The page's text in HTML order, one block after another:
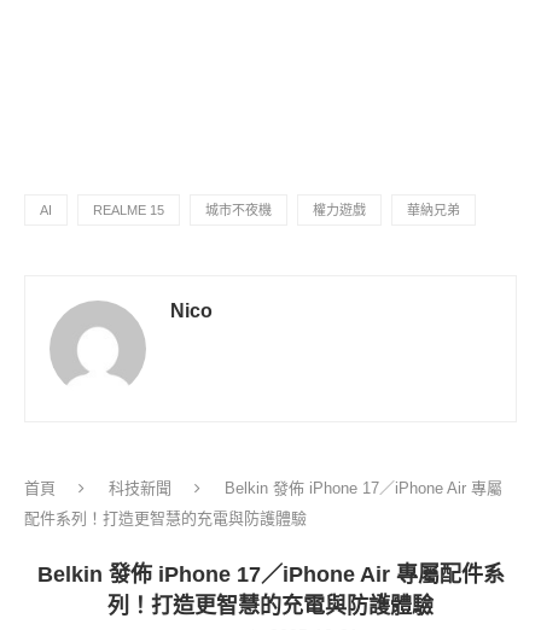
AI REALME 15 城市不夜機 權力遊戲 華納兄弟
Nico
首頁 科技新聞
Belkin 發佈 iPhone 17／iPhone Air 專屬
配件系列！打造更智慧的充電與防護體驗
Belkin 發佈 iPhone 17／iPhone Air 專屬配件系
列！打造更智慧的充電與防護體驗